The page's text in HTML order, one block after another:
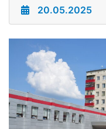
20.05.2025